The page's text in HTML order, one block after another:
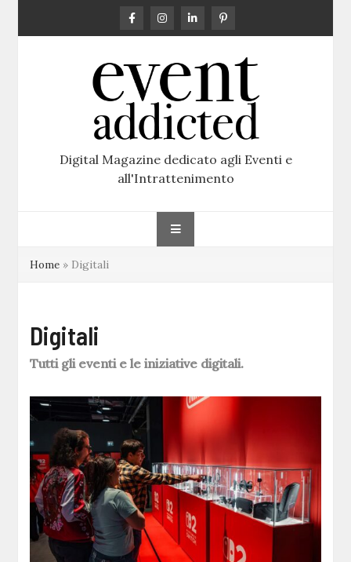
Digital Magazine dedicato agli Eventi e
all'Intrattenimento
Home » Digitali
Digitali
Tutti gli eventi e le iniziative digitali.